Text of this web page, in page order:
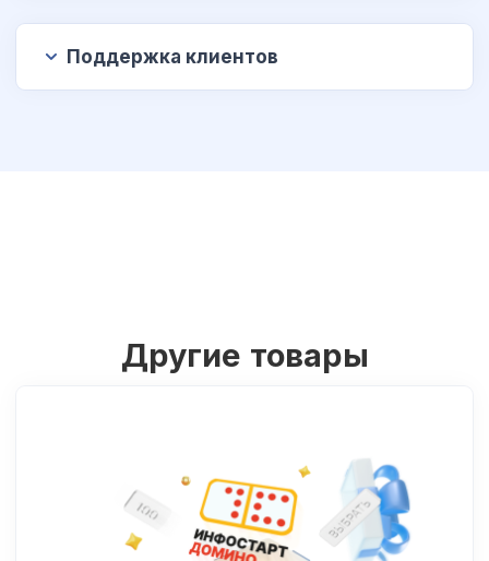
Поддержка клиентов
Другие товары